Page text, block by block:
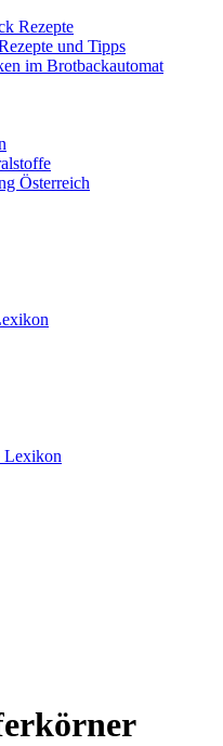
Rezepte
und Tipps
im Brotbackautomat
Österreich
Lexikon